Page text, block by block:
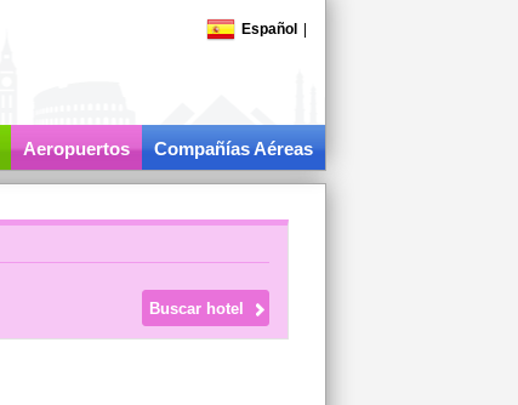
Español
Aeropuertos Compañías Aéreas